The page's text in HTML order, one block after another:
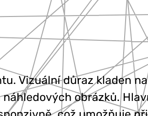
Vizuální důraz kladen
obrázků.